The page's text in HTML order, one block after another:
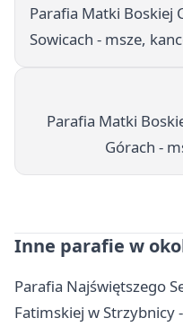
Parafia Matki Boskiej
Sowicach - msze,
Parafia Matki
Górach -
Inne parafie w
Parafia Najświętszego
Fatimskiej w Strzybnicy